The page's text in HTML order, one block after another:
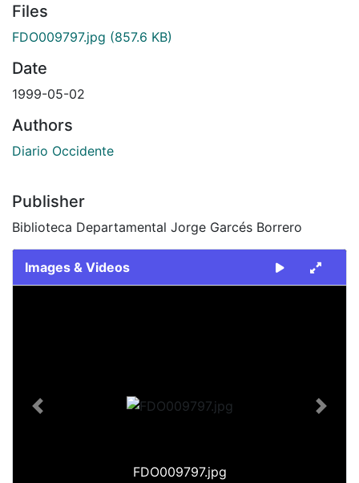
Files
FDO009797.jpg (857.6 KB)
Date
1999-05-02
Authors
Diario Occidente
Publisher
Biblioteca Departamental Jorge Garcés Borrero
Images & Videos
FDO009797.jpg
Previous Next